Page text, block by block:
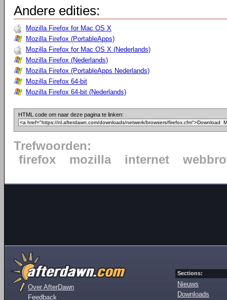
Andere edities:
Mozilla Firefox for Mac OS X
Mozilla Firefox (PortableApps)
Mozilla Firefox for Mac OS X (Nederlands)
Mozilla Firefox (Nederlands)
Mozilla Firefox (PortableApps Nederlands)
Mozilla Firefox 64-bit
Mozilla Firefox 64-bit (Nederlands)
HTML code om naar deze pagina te linken:
Trefwoorden:
firefox
mozilla internet
Over AfterDawn
Feedback
Sections:
Nieuws
Downloads